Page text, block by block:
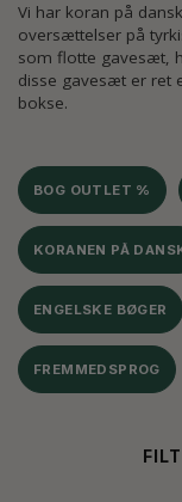
Vi har koran på
oversættelser på
som flotte gavesæt,
disse gavesæt er ret
bokse.
BOG OUTLET %
KORANEN PÅ
ENGELSKE BØGER
FREMMEDSPROG